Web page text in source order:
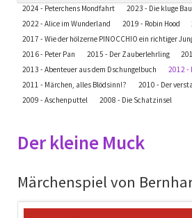
Navigation
überspringen
2024 - Peterchens Mondfahrt
2023 - Die kluge
2022 - Alice im Wunderland
2019 - Robin Hood
2017 - Wie der hölzerne PINOCCHIO ein richtiger
2016 - Peter Pan
2015 - Der Zauberlehrling
2013 - Abenteuer aus dem Dschungelbuch
2012 -
2011 - Märchen, alles Blödsinn!?
2010 - Der
2009 - Aschenputtel
2008 - Die Schatzinsel
Der kleine Muck
Märchenspiel von